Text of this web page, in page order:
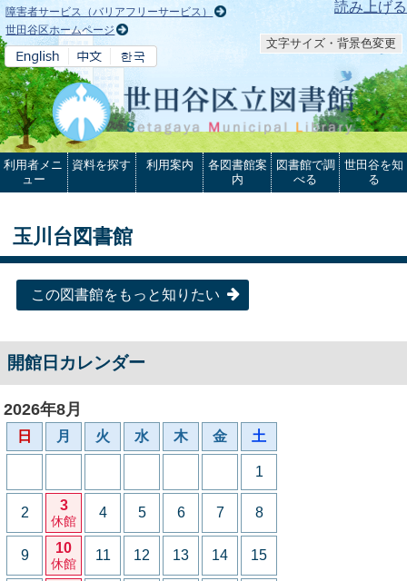
本文へ 読み上げる
障害者サービス（バリアフリーサービス）
世田谷区ホームページ
文字サイズ・背景色変更
利用者メニ
ュー
資料を探す 利用案内
各図書館案
内
図書館で調
べる
世田谷を知
る
玉川台図書館
この図書館をもっと知りたい
開館日カレンダー
2026年8月
日 月 火 水 木 金 土
1
2 3
休館
4 5 6 7 8
9 10
休館
11 12 13 14 15